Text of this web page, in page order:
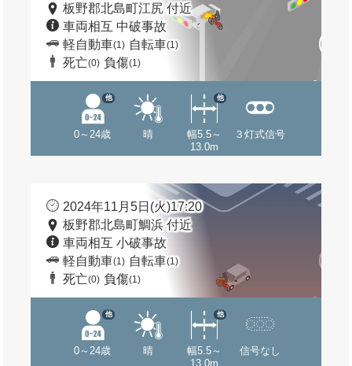
板野郡北島町江尻 付近
車両相互 中破事故
軽自動車(1) 自転車(1)
死亡(0) 負傷(1)
0～24歳
他
晴
幅5.5～
13.0m
他
３灯式信号
2024年11月5日(火)17:20
板野郡北島町鯛浜 付近
車両相互 小破事故
軽自動車(1) 自転車(1)
死亡(0) 負傷(1)
0～24歳
他
晴
幅5.5～
13.0m
他
信号なし